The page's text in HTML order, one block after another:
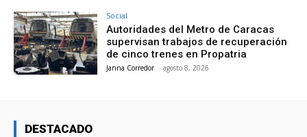
Social
Autoridades del Metro de Caracas
supervisan trabajos de recuperación
de cinco trenes en Propatria
Janna Corredor - agosto 8, 2026
DESTACADO